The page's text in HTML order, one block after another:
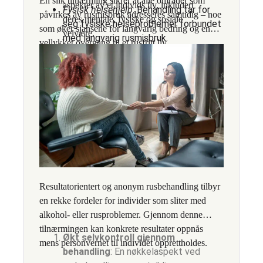
Fysisk helsehjelp: Behandling tar for
seg fysiske helseproblemer forbundet
med langvarig rusmisbruk.
aspekter av et individs liv, inkludert
deres mentale, fysiske og sosiale
velvære.
påvirkes av rusmisbruk adresseres samtidig – noe
som øker sjansene for langvarig bedring og en
vellykket overgang til et rusfritt liv.
Resultatorientert og anonym rusbehandling tilbyr
en rekke fordeler for individer som sliter med
alkohol- eller rusproblemer. Gjennom denne
tilnærmingen kan konkrete resultater oppnås
mens personvernet til individet opprettholdes.
Økt selvkontroll gjennom
behandling: En nøkkelaspekt ved